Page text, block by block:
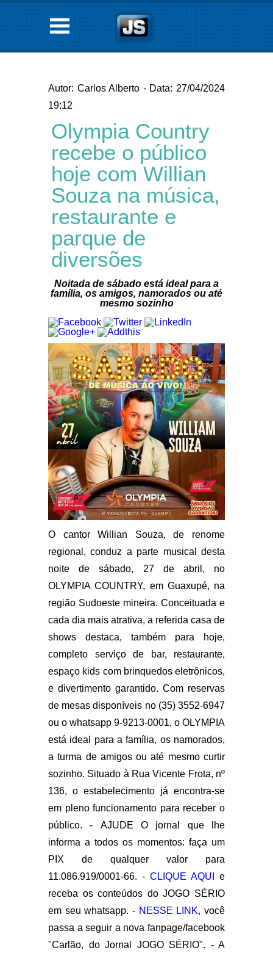
Autor: Carlos Alberto - Data: 27/04/2024
19:12
Olympia Country
recebe o público
hoje com Willian
Souza na música,
restaurante e
parque de
diversões
Noitada de sábado está ideal para a
família, os amigos, namorados ou até
mesmo sozinho
O cantor Willian Souza, de renome
regional, conduz a parte musical desta
noite de sábado, 27 de abril, no
OLYMPIA COUNTRY, em Guaxupé, na
região Sudoeste mineira. Conceituada e
cada dia mais atrativa, a referida casa de
shows destaca, também para hoje,
completo serviço de bar, restaurante,
espaço kids com brinquedos eletrônicos,
e divertimento garantido. Com reservas
de mesas disponíveis no (35) 3552-6947
ou o whatsapp 9-9213-0001, o OLYMPIA
está ideal para a família, os namorados,
a turma de amigos ou até mesmo curtir
sozinho. Situado à Rua Vicente Frota, nº
136, o estabelecimento já encontra-se
em pleno funcionamento para receber o
público. - AJUDE O jornal que lhe
informa a todos os momentos: faça um
PIX de qualquer valor para
11.086.919/0001-66. - CLIQUE AQUI
e
receba os conteúdos do JOGO SÉRIO
em seu whatsapp. - NESSE LINK, você
passa a seguir a nova fanpage/facebook
"Carlão, do Jornal JOGO SÉRIO". - A